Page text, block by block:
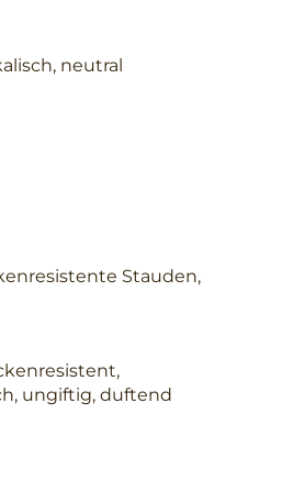
neutral
Stauden,
ungiftig, duftend